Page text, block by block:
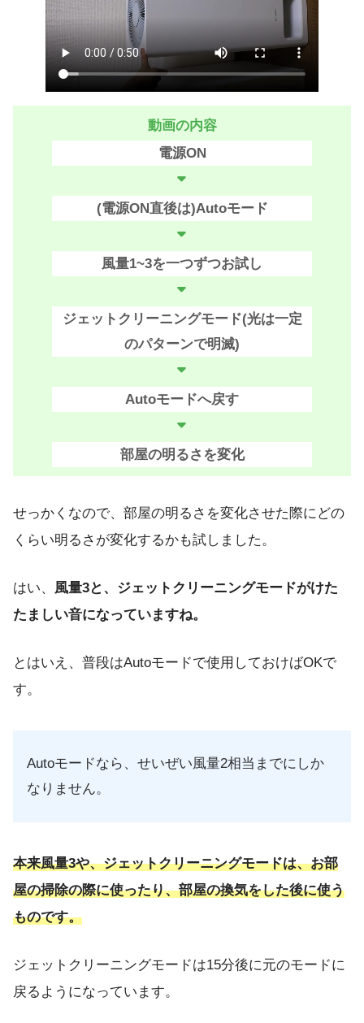
動画の内容
電源ON
(電源ON直後は)Autoモード
風量1~3を一つずつお試し
ジェットクリーニングモード(光は一定
のパターンで明滅)
Autoモードへ戻す
部屋の明るさを変化
せっかくなので、部屋の明るさを変化させた際にどの
くらい明るさが変化するかも試しました。
はい、 風量3と、ジェットクリーニングモードがけた
たましい音になっていますね。
とはいえ、普段はAutoモードで使用しておけばOKで
す。
Autoモードなら、せいぜい風量2相当までにしか
なりません。
本来風量3や、ジェットクリーニングモードは、お部
屋の掃除の際に使ったり、部屋の換気をした後に使う
ものです。
ジェットクリーニングモードは15分後に元のモードに
戻るようになっています。